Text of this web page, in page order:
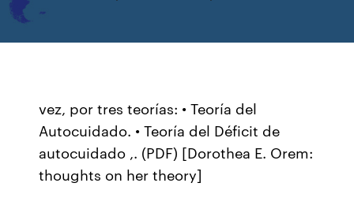
vez, por tres teorías: • Teoría del
Autocuidado. • Teoría del Déficit de
autocuidado ,. (PDF) [Dorothea E. Orem:
thoughts on her theory]